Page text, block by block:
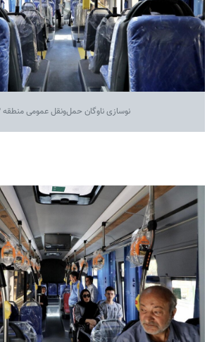
نوسازی ناوگان حمل‌ونقل عمومی منطقه ۱۳